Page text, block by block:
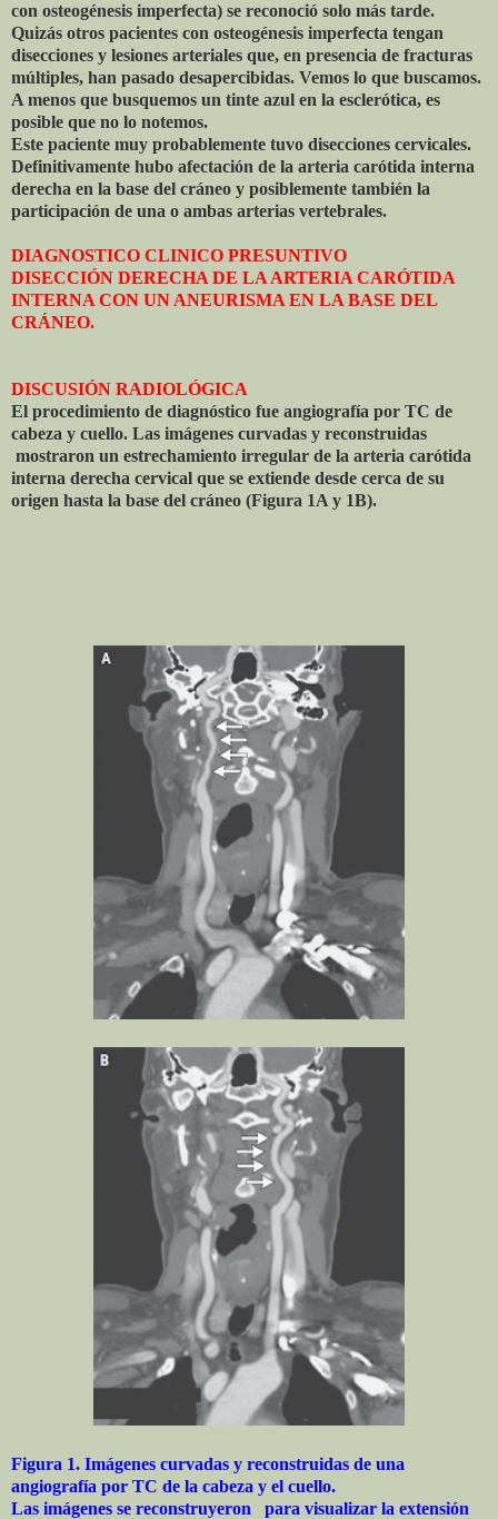
con osteogénesis imperfecta) se reconoció solo más tarde.
Quizás otros pacientes con osteogénesis imperfecta tengan
disecciones y lesiones arteriales que, en presencia de fracturas
múltiples, han pasado desapercibidas. Vemos lo que buscamos.
A menos que busquemos un tinte azul en la esclerótica, es
posible que no lo notemos.
Este paciente muy probablemente tuvo disecciones cervicales.
Definitivamente hubo afectación de la arteria carótida interna
derecha en la base del cráneo y posiblemente también la
participación de una o ambas arterias vertebrales.
DIAGNOSTICO CLINICO PRESUNTIVO
DISECCIÓN DERECHA DE LA ARTERIA CARÓTIDA
INTERNA CON UN ANEURISMA EN LA BASE DEL
CRÁNEO.
DISCUSIÓN RADIOLÓGICA
El procedimiento de diagnóstico fue angiografía por TC de
cabeza y cuello. Las imágenes curvadas y reconstruidas
mostraron un estrechamiento irregular de la arteria carótida
interna derecha cervical que se extiende desde cerca de su
origen hasta la base del cráneo (Figura 1A y 1B).
Figura 1. Imágenes curvadas y reconstruidas de una
angiografía por TC de la cabeza y el cuello.
Las imágenes se reconstruyeron
para visualizar la extensión